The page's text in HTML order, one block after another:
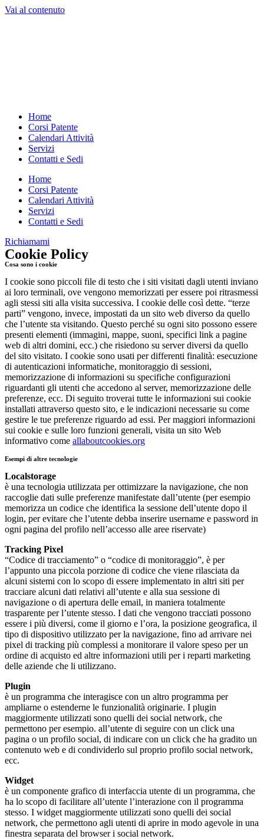
Vai al contenuto
Home
Corsi Patente
Calendari Attività
Servizi
Contatti e Sedi
Home
Corsi Patente
Calendari Attività
Servizi
Contatti e Sedi
Richiamami
Cookie Policy
Cosa sono i cookie
I cookie sono piccoli file di testo che i siti visitati dagli utenti inviano
ai loro terminali, ove vengono memorizzati per essere poi ritrasmessi
agli stessi siti alla visita successiva. I cookie delle così dette. “terze
parti” vengono, invece, impostati da un sito web diverso da quello
che l’utente sta visitando. Questo perché su ogni sito possono essere
presenti elementi (immagini, mappe, suoni, specifici link a pagine
web di altri domini, ecc.) che risiedono su server diversi da quello
del sito visitato. I cookie sono usati per differenti finalità: esecuzione
di autenticazioni informatiche, monitoraggio di sessioni,
memorizzazione di informazioni su specifiche configurazioni
riguardanti gli utenti che accedono al server, memorizzazione delle
preferenze, ecc. Di seguito troverai tutte le informazioni sui cookie
installati attraverso questo sito, e le indicazioni necessarie su come
gestire le tue preferenze riguardo ad essi. Per maggiori informazioni
sui cookie e sulle loro funzioni generali, visita un sito Web
informativo come allaboutcookies.org
Esempi di altre tecnologie
Localstorage
è una tecnologia utilizzata per ottimizzare la navigazione, che non
raccoglie dati sulle preferenze manifestate dall’utente (per esempio
memorizza un codice che identifica la sessione dell’utente dopo il
login, per evitare che l’utente debba inserire username e password in
ogni pagina del profilo nell’accesso alle aree riservate)
Tracking Pixel
“Codice di tracciamento” o “codice di monitoraggio”, è per
l’appunto una piccola porzione di codice che viene rilasciata da
alcuni sistemi con lo scopo di essere implementato in altri siti per
tracciare alcuni dati relativi all’utente e alla sua sessione di
navigazione o di apertura delle email, in maniera totalmente
trasparente per l’utente stesso. I dati che vengono tracciati possono
essere i più diversi, come il giorno e l’ora, la posizione geografica, il
tipo di dispositivo utilizzato per la navigazione, fino ad arrivare nei
pixel di tracking più complessi a monitorare il valore speso per un
ordine di acquisto ed altre informazioni utili per i reparti marketing
delle aziende che li utilizzano.
Plugin
è un programma che interagisce con un altro programma per
ampliarne o estenderne le funzionalità originarie. I plugin
maggiormente utilizzati sono quelli dei social network, che
permettono per esempio. all’utente di seguire con un click una
pagina o un profilo social, di indicare con un click che ha gradito un
contenuto web e di condividerlo sul proprio profilo social network,
ecc.
Widget
è un componente grafico di interfaccia utente di un programma, che
ha lo scopo di facilitare all’utente l’interazione con il programma
stesso. I widget maggiormente utilizzati sono quelli dei social
network, che permettono agli utenti di aprire in modo agevole in una
finestra separata del browser i social network.